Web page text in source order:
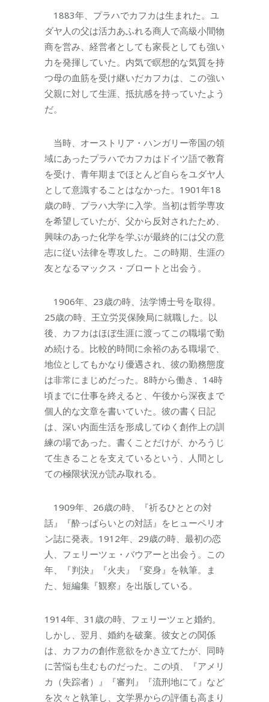
1883年、プラハでカフカは生まれた。ユ
ダヤ人の父は活力あふれる商人で高級小間物
商を営み、経営者としても家長としても強い
力を発揮していた。内気で瞑想的な気質を持
つ母の血筋を受け継いだカフカは、この強い
父親に対して生涯、抵抗感を持っていたよう
だ。
当時、オーストリア・ハンガリー帝国の領
域にあったプラハでカフカはドイツ語で教育
を受け、青年期までほとんど自らをユダヤ人
として意識することはなかった。1901年18
歳の時、プラハ大学に入学。当初は哲学専攻
を希望していたが、父から反対されたため、
興味のあった化学を学ぶが最終的には父の意
志に従い法律を専攻した。この時期、生涯の
友となるマックス・ブロートと出会う。
1906年、23歳の時、法学博士号を取得。
25歳の時、王立労災保険局に就職した。以
後、カフカはほぼ生涯に渡ってこの職場で勤
め続ける。比較的時間に余裕のある職場で、
地位としてもかなり優遇され、彼の勤務態度
は非常にまじめだった。8時から働き、14時
頃までに仕事を終えると、午後から深夜まで
個人的な文章を書いていた。彼の書く日記
は、深い内面生活を形成してゆく創作上の訓
練の場であった。書くことだけが、かろうじ
て生きることを支えているという、人間とし
ての極限状況が読み取れる。
1909年、26歳の時、『祈るひととの対
話』『酔っぱらいとの対話』をヒューペリオ
ン誌に発表。1912年、29歳の時、最初の恋
人、フェリーツェ・バウアーと出会う。この
年、『判決』『火夫』『変身』を執筆。ま
た、短編集『観察』を出版している。
1914年、31歳の時、フェリーツェと婚約。
しかし、翌月、婚約を破棄。彼女との関係
は、カフカの創作意欲をかき立てたが、同時
に苦悩も生むものだった。この頃、『アメリ
カ（失踪者）』『審判』『流刑地にて』など
を次々と執筆し、文学界からの評価も高まり